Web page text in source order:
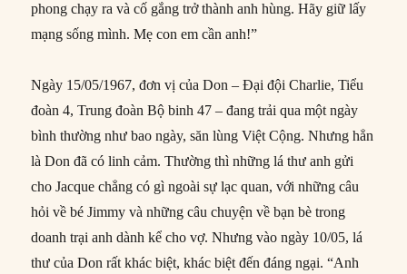
phong chạy ra và cố gắng trở thành anh hùng. Hãy giữ lấy
mạng sống mình. Mẹ con em cần anh!”
Ngày 15/05/1967, đơn vị của Don – Đại đội Charlie, Tiểu
đoàn 4, Trung đoàn Bộ binh 47 – đang trải qua một ngày
bình thường như bao ngày, săn lùng Việt Cộng. Nhưng hẳn
là Don đã có linh cảm. Thường thì những lá thư anh gửi
cho Jacque chẳng có gì ngoài sự lạc quan, với những câu
hỏi về bé Jimmy và những câu chuyện về bạn bè trong
doanh trại anh dành kể cho vợ. Nhưng vào ngày 10/05, lá
thư của Don rất khác biệt, khác biệt đến đáng ngại. “Anh